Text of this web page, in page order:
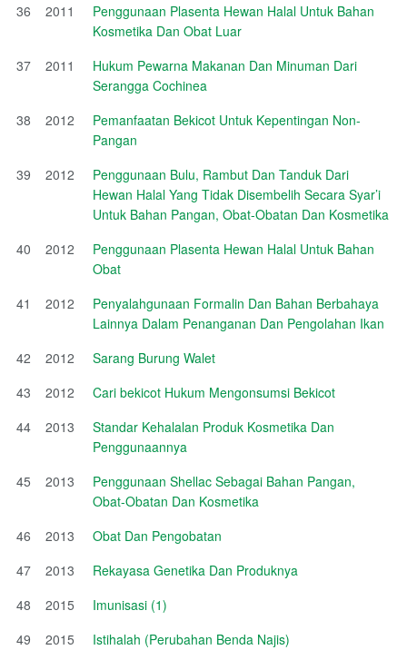
36
2011
Penggunaan Plasenta Hewan Halal Untuk Bahan
Kosmetika Dan Obat Luar
37
2011
Hukum Pewarna Makanan Dan Minuman Dari
Serangga Cochinea
38
2012
Pemanfaatan Bekicot Untuk Kepentingan Non-
Pangan
39
2012
Penggunaan Bulu, Rambut Dan Tanduk Dari
Hewan Halal Yang Tidak Disembelih Secara Syar’i
Untuk Bahan Pangan, Obat-Obatan Dan Kosmetika
40
2012
Penggunaan Plasenta Hewan Halal Untuk Bahan
Obat
41
2012
Penyalahgunaan Formalin Dan Bahan Berbahaya
Lainnya Dalam Penanganan Dan Pengolahan Ikan
42
2012
Sarang Burung Walet
43
2012
Cari bekicot Hukum Mengonsumsi Bekicot
44
2013
Standar Kehalalan Produk Kosmetika Dan
Penggunaannya
45
2013
Penggunaan Shellac Sebagai Bahan Pangan,
Obat-Obatan Dan Kosmetika
46
2013
Obat Dan Pengobatan
47
2013
Rekayasa Genetika Dan Produknya
48
2015
Imunisasi (1)
49
2015
Istihalah (Perubahan Benda Najis)